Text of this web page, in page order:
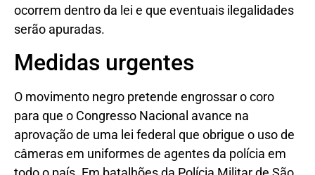
ocorrem dentro da lei e que eventuais ilegalidades
serão apuradas.
Medidas urgentes
O movimento negro pretende engrossar o coro
para que o Congresso Nacional avance na
aprovação de uma lei federal que obrigue o uso de
câmeras em uniformes de agentes da polícia em